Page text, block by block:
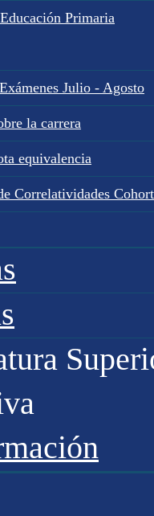
Primaria
Julio - Agosto
la carrera
equivalencia
Correlatividades